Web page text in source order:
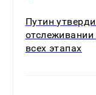
Путин
всех этапах